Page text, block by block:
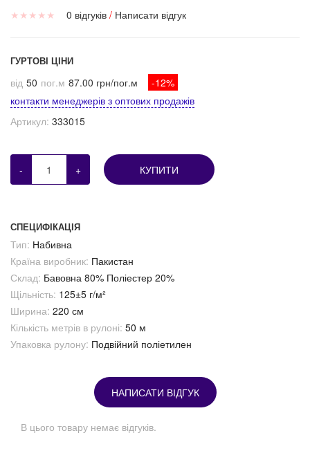
★ ★ ★ ★ ★ 0 відгуків / Написати відгук
ГУРТОВІ ЦІНИ
від 50 пог.м 87.00 грн/пог.м
-12%
контакти менеджерів з оптових продажів
Артикул: 333015
- + КУПИТИ
СПЕЦИФІКАЦІЯ
Тип: Набивна
Країна виробник: Пакистан
Склад: Бавовна 80% Поліестер 20%
Щільність: 125±5 г/м²
Ширина: 220 см
Кількість метрів в рулоні: 50 м
Упаковка рулону: Подвійний поліетилен
НАПИСАТИ ВІДГУК
В цього товару немає відгуків.